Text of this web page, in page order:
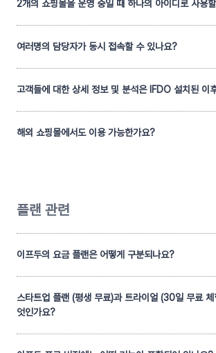
2개의 쇼핑몰을 운영 중일 때 하나의 아이디로 사용
여러명의 담당자가 동시 접속할 수 있나요?
고객들에 대한 상세 정보 및 분석은 IFDO 설치된 이
해외 쇼핑몰에서도 이용 가능한가요?
플랜 관련
이프두의 요금 플랜은 어떻게 구분되나요?
스타트업 플랜 (평생 무료)과 트라이얼 (30일 무료
엇인가요?